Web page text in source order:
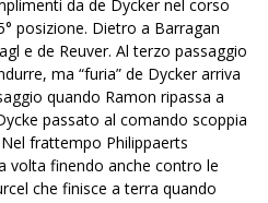
da de Dycker nel corso
posizione. Dietro a Barragan
e de Reuver. Al terzo passaggio
ma “furia” de Dycker arriva
quando Ramon ripassa a
passato al comando scoppia
frattempo Philippaerts
volta finendo anche contro le
che finisce a terra quando